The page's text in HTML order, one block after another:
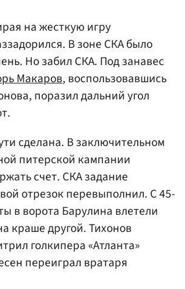
на жесткую игру
В зоне СКА было
Но забил СКА. Под занавес
Макаров, воспользовавшись
поразил дальний угол
сделана. В заключительном
питерской кампании
счет. СКА задание
отрезок перевыполнил. С 45-
в ворота Барулина влетели
краше другой. Тихонов
голкипера «Атланта»
переиграл вратаря